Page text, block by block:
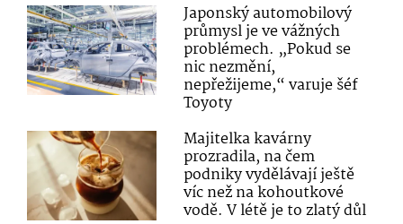
Japonský automobilový
průmysl je ve vážných
problémech. „Pokud se
nic nezmění,
nepřežijeme,“ varuje šéf
Toyoty
Majitelka kavárny
prozradila, na čem
podniky vydělávají ještě
víc než na kohoutkové
vodě. V létě je to zlatý důl